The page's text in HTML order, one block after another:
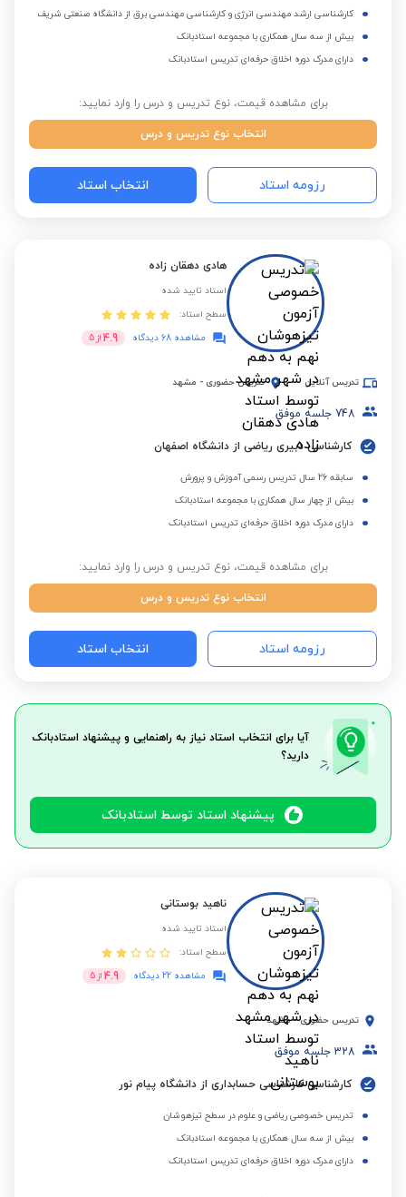
کارشناسی ارشد مهندسی انرژی و کارشناسی مهندسی برق از دانشگاه صنعتی شریف
بیش از سه سال همکاری با مجموعه استادبانک
دارای مدرک دوره اخلاق حرفه‌ای تدریس استادبانک
برای مشاهده قیمت، نوع تدریس و درس را وارد نمایید:
انتخاب نوع تدریس و درس
رزومه استاد انتخاب استاد
هادی دهقان زاده
استاد تایید شده
سطح استاد:
مشاهده 68 دیدگاه
4.9 از 5
تدریس آنلاین تدریس حضوری - مشهد
748 جلسه موفق
کارشناسی دبیری ریاضی از دانشگاه اصفهان
سابقه 26 سال تدریس رسمی آموزش و پرورش
بیش از چهار سال همکاری با مجموعه استادبانک
دارای مدرک دوره اخلاق حرفه‌ای تدریس استادبانک
برای مشاهده قیمت، نوع تدریس و درس را وارد نمایید:
انتخاب نوع تدریس و درس
رزومه استاد انتخاب استاد
آیا برای انتخاب استاد نیاز به راهنمایی و پیشنهاد استادبانک
دارید؟
پیشنهاد استاد توسط استادبانک
ناهید بوستانی
استاد تایید شده
سطح استاد:
مشاهده 22 دیدگاه
4.9 از 5
تدریس حضوری - مشهد
328 جلسه موفق
کارشناسی کارشناسی حسابداری از دانشگاه پیام نور
تدریس خصوصی ریاضی و علوم در سطح تیزهوشان
بیش از سه سال همکاری با مجموعه استادبانک
دارای مدرک دوره اخلاق حرفه‌ای تدریس استادبانک